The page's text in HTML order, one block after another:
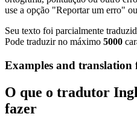
use a opção "Reportar um erro" ou
Seu texto foi parcialmente
Pode traduzir no máximo 5000
Examples and translation
O que o tradutor
fazer